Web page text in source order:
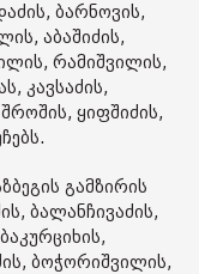
ბარნოვის,
აბაშიძის,
რამიშვილის,
კავსაძის,
ყიფშიძის,
გამზირის
ბალანჩივაძის,
ბოჭორიშვილის,